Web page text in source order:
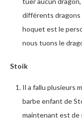
différents dragons
hoquet est le
nous tuons le
Stoik
Il a fallu plusieurs
barbe enfant de
maintenant est de